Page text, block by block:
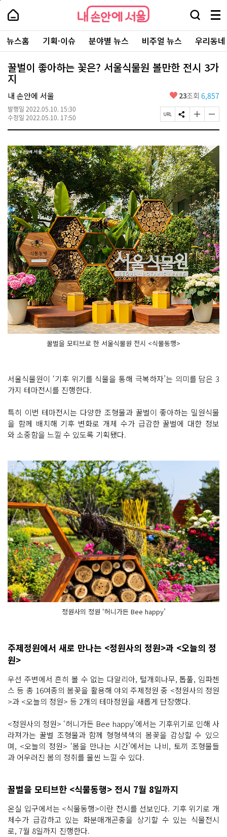
본
로
가
내
손
안
에
서
울
-
서
울
시
대
표
소
통
포
내
손
에
울
검
창
열
기
메
뉴
전
체
보
기
주
요
서
뉴스홈 기획·이슈 분야별 뉴스 비주얼 뉴스 우리동
꿀벌이 좋아하는 꽃은? 서울식물원 볼만한 전시 3가
지
내 손안에 서울
발행일 2022.05.10. 15:30
수정일 2022.05.10. 17:50
좋
요
23조회 6,857
페
이
U
R
L
복
사
S
N
공
유
하
기
글
자
기
크
게
변
경
하
기
글
자
기
작
게
변
경
하
기
꿀벌을 모티브로 한 서울식물원 전시 <식물동행>
서울식물원이 ‘기후 위기를 식물을 통해 극복하자’는 의미를 담은 3
가지 테마전시를 진행한다.
특히 이번 테마전시는 다양한 조형물과 꿀벌이 좋아하는 밀원식물
을 함께 배치해 기후 변화로 개체 수가 급감한 꿀벌에 대한 정보
와 소중함을 느낄 수 있도록 기획됐다.
정원사의 정원 ‘허니가든 Bee happy’
주제정원에서 새로 만나는 <정원사의 정원>과 <오늘의 정
원>
우선 주변에서 흔히 볼 수 없는 다알리아, 털개회나무, 톱풀, 임파첸
스 등 총 16여종의 봄꽃을 활용해 야외 주제정원 중 <정원사의 정원
>과 <오늘의 정원> 등 2개의 테마정원을 새롭게 단장했다.
<정원사의 정원> ‘허니가든 Bee happy’에서는 기후위기로 인해 사
라져가는 꿀벌 조형물과 함께 형형색색의 봄꽃을 감상할 수 있으
며, <오늘의 정원> ‘봄을 만나는 시간’에서는 나비, 토끼 조형물들
과 어우러진 봄의 정취를 물씬 느낄 수 있다.
꿀벌을 모티브한 <식물동행> 전시 7월 8일까지
온실 입구에서는 <식물동행>이란 전시를 선보인다. 기후 위기로 개
체수가 급감하고 있는 화분매개곤충을 상기할 수 있는 식물전시
로, 7월 8일까지 진행한다.
페
상
단
로